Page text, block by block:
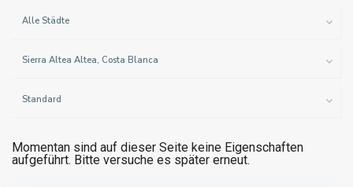
Alle Städte
Sierra Altea Altea, Costa Blanca
Standard
Momentan sind auf dieser Seite keine Eigenschaften
aufgeführt. Bitte versuche es später erneut.